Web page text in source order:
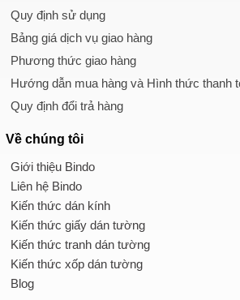
Quy định sử dụng
Bảng giá dịch vụ giao hàng
Phương thức giao hàng
Hướng dẫn mua hàng và Hình thức thanh
Quy định đổi trả hàng
Về chúng tôi
Giới thiệu Bindo
Liên hệ Bindo
Kiến thức dán kính
Kiến thức giấy dán tường
Kiến thức tranh dán tường
Kiến thức xốp dán tường
Blog